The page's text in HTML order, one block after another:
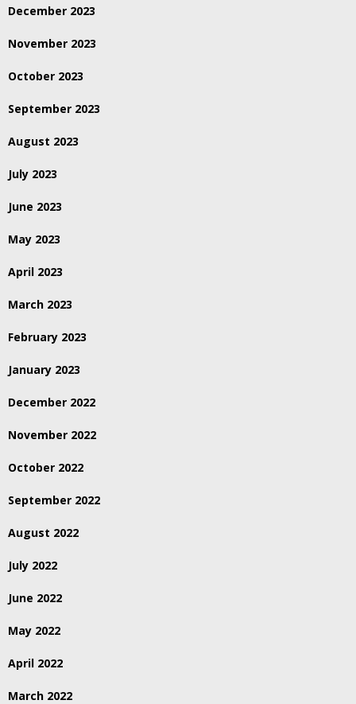
December 2023
November 2023
October 2023
September 2023
August 2023
July 2023
June 2023
May 2023
April 2023
March 2023
February 2023
January 2023
December 2022
November 2022
October 2022
September 2022
August 2022
July 2022
June 2022
May 2022
April 2022
March 2022